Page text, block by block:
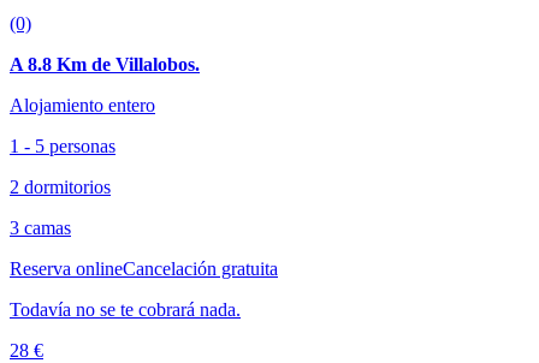
(0)
A 8.8 Km de Villalobos.
Alojamiento entero
1 - 5 personas
2 dormitorios
3 camas
Reserva onlineCancelación gratuita
Todavía no se te cobrará nada.
28 €